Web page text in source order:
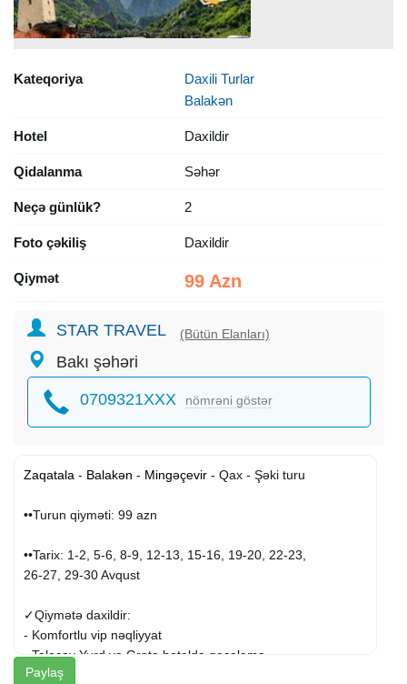
Kateqoriya
Daxili Turlar
Balakən
Hotel Daxildir
Qidalanma Səhər
Neçə günlük? 2
Foto çəkiliş Daxildir
Qiymət 99 Azn
STAR TRAVEL (Bütün Elanları)
Bakı şəhəri
0709321XXX nömrəni göstər
Zaqatala - Balakən - Mingəçevir - Qax - Şəki turu
••Turun qiyməti: 99 azn
••Tarix: 1-2, 5-6, 8-9, 12-13, 15-16, 19-20, 22-23,
26-27, 29-30 Avqust
✓Qiymətə daxildir:
- Komfortlu vip nəqliyyat
- Talaçay Yurd və Grata hoteldə gecələmə
( Sauna, duz otağı, trenajor zalı )
Paylaş